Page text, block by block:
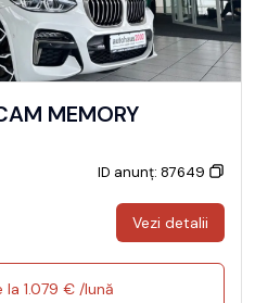
MEMORY
ID anunț: 87649
Vezi detalii
la 1.079 € /lună